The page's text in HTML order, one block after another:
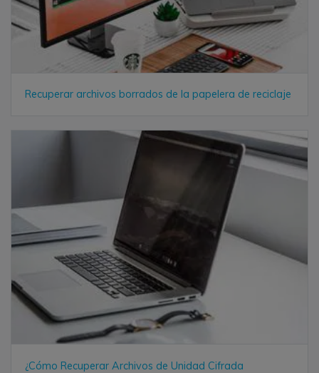
Recuperar archivos borrados de la papelera de reciclaje
¿Cómo Recuperar Archivos de Unidad Cifrada